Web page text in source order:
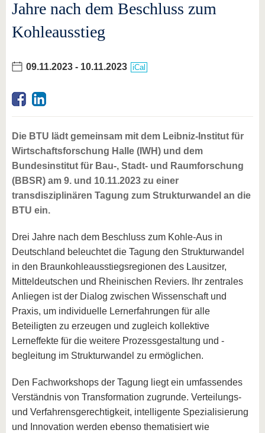
Jahre nach dem Beschluss zum
Kohleausstieg
09.11.2023 - 10.11.2023 iCal
Die BTU lädt gemeinsam mit dem Leibniz-Institut für
Wirtschaftsforschung Halle (IWH) und dem
Bundesinstitut für Bau-, Stadt- und Raumforschung
(BBSR) am 9. und 10.11.2023 zu einer
transdisziplinären Tagung zum Strukturwandel an die
BTU ein.
Drei Jahre nach dem Beschluss zum Kohle-Aus in
Deutschland beleuchtet die Tagung den Strukturwandel
in den Braunkohleausstiegsregionen des Lausitzer,
Mitteldeutschen und Rheinischen Reviers. Ihr zentrales
Anliegen ist der Dialog zwischen Wissenschaft und
Praxis, um individuelle Lernerfahrungen für alle
Beteiligten zu erzeugen und zugleich kollektive
Lerneffekte für die weitere Prozessgestaltung und -
begleitung im Strukturwandel zu ermöglichen.
Den Fachworkshops der Tagung liegt ein umfassendes
Verständnis von Transformation zugrunde. Verteilungs-
und Verfahrensgerechtigkeit, intelligente Spezialisierung
und Innovation werden ebenso thematisiert wie